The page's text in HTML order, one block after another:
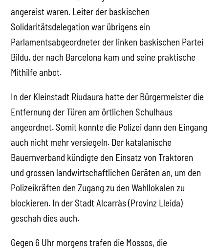
angereist waren. Leiter der baskischen
Solidaritätsdelegation war übrigens ein
Parlamentsabgeordneter der linken baskischen Partei
Bildu, der nach Barcelona kam und seine praktische
Mithilfe anbot.
In der Kleinstadt Riudaura hatte der Bürgermeister die
Entfernung der Türen am örtlichen Schulhaus
angeordnet. Somit konnte die Polizei dann den Eingang
auch nicht mehr versiegeln. Der katalanische
Bauernverband kündigte den Einsatz von Traktoren
und grossen landwirtschaftlichen Geräten an, um den
Polizeikräften den Zugang zu den Wahllokalen zu
blockieren. In der Stadt Alcarràs (Provinz Lleida)
geschah dies auch.
Gegen 6 Uhr morgens trafen die Mossos, die